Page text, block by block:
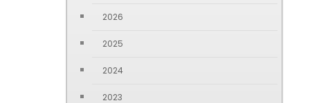
2026
2025
2024
2023